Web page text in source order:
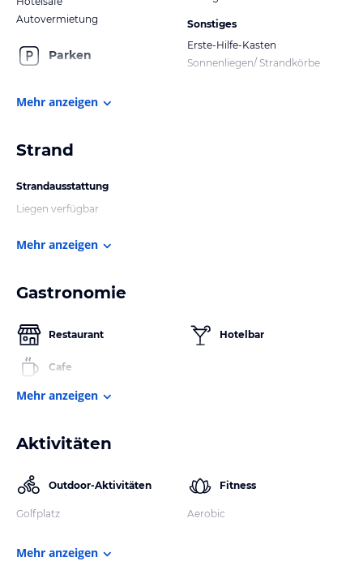
Autovermietung
Parken
Sonstiges
Erste-Hilfe-Kasten
Sonnenliegen/ Strandkörbe
Mehr anzeigen
Strand
Strandausstattung
Liegen verfügbar
Mehr anzeigen
Gastronomie
Restaurant
Cafe
Hotelbar
Mehr anzeigen
Aktivitäten
Outdoor-Aktivitäten
Golfplatz
Fitness
Aerobic
Mehr anzeigen